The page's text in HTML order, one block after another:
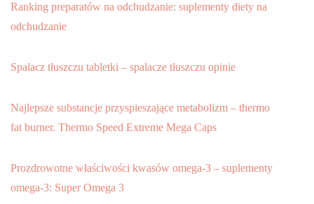
Ranking preparatów na odchudzanie: suplementy diety na
odchudzanie
Spalacz tłuszczu tabletki – spalacze tłuszczu opinie
Najlepsze substancje przyspieszające metabolizm – thermo
fat burner. Thermo Speed Extreme Mega Caps
Prozdrowotne właściwości kwasów omega-3 – suplementy
omega-3: Super Omega 3